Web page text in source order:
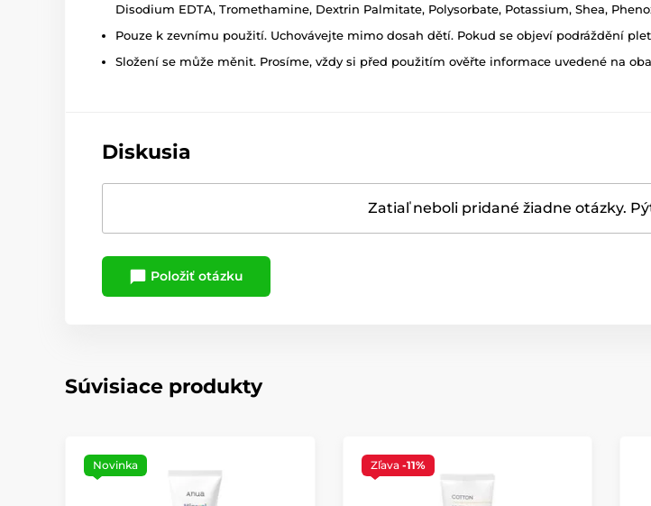
Disodium EDTA, Tromethamine, Dextrin Palmitate, Polysorbate, Potassium, Shea,
Pouze k zevnímu použití. Uchovávejte mimo dosah dětí. Pokud se objeví podráždění
Složení se může měnit. Prosíme, vždy si před použitím ověřte informace uvedené na
Diskusia
Zatiaľ neboli pridané žiadne otázky.
Položiť otázku
Súvisiace produkty
Novinka Zľava -11%